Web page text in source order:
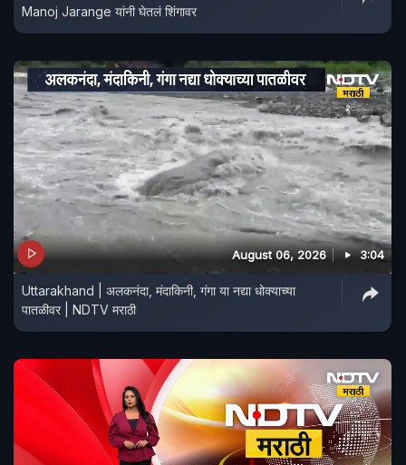
Manoj Jarange यांनी घेतलं शिंगावर
August 06, 2026 3:04
Uttarakhand | अलकनंदा, मंदाकिनी, गंगा या नद्या धोक्याच्या
पातळीवर | NDTV मराठी